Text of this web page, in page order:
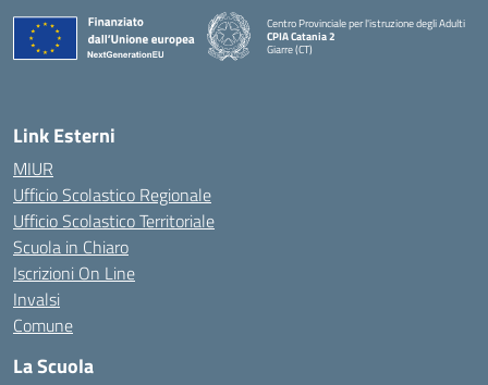
Centro Provinciale per l'istruzione degli Adulti
CPIA Catania 2
Giarre (CT)
Link Esterni
MIUR
Ufficio Scolastico Regionale
Ufficio Scolastico Territoriale
Scuola in Chiaro
Iscrizioni On Line
Invalsi
Comune
La Scuola